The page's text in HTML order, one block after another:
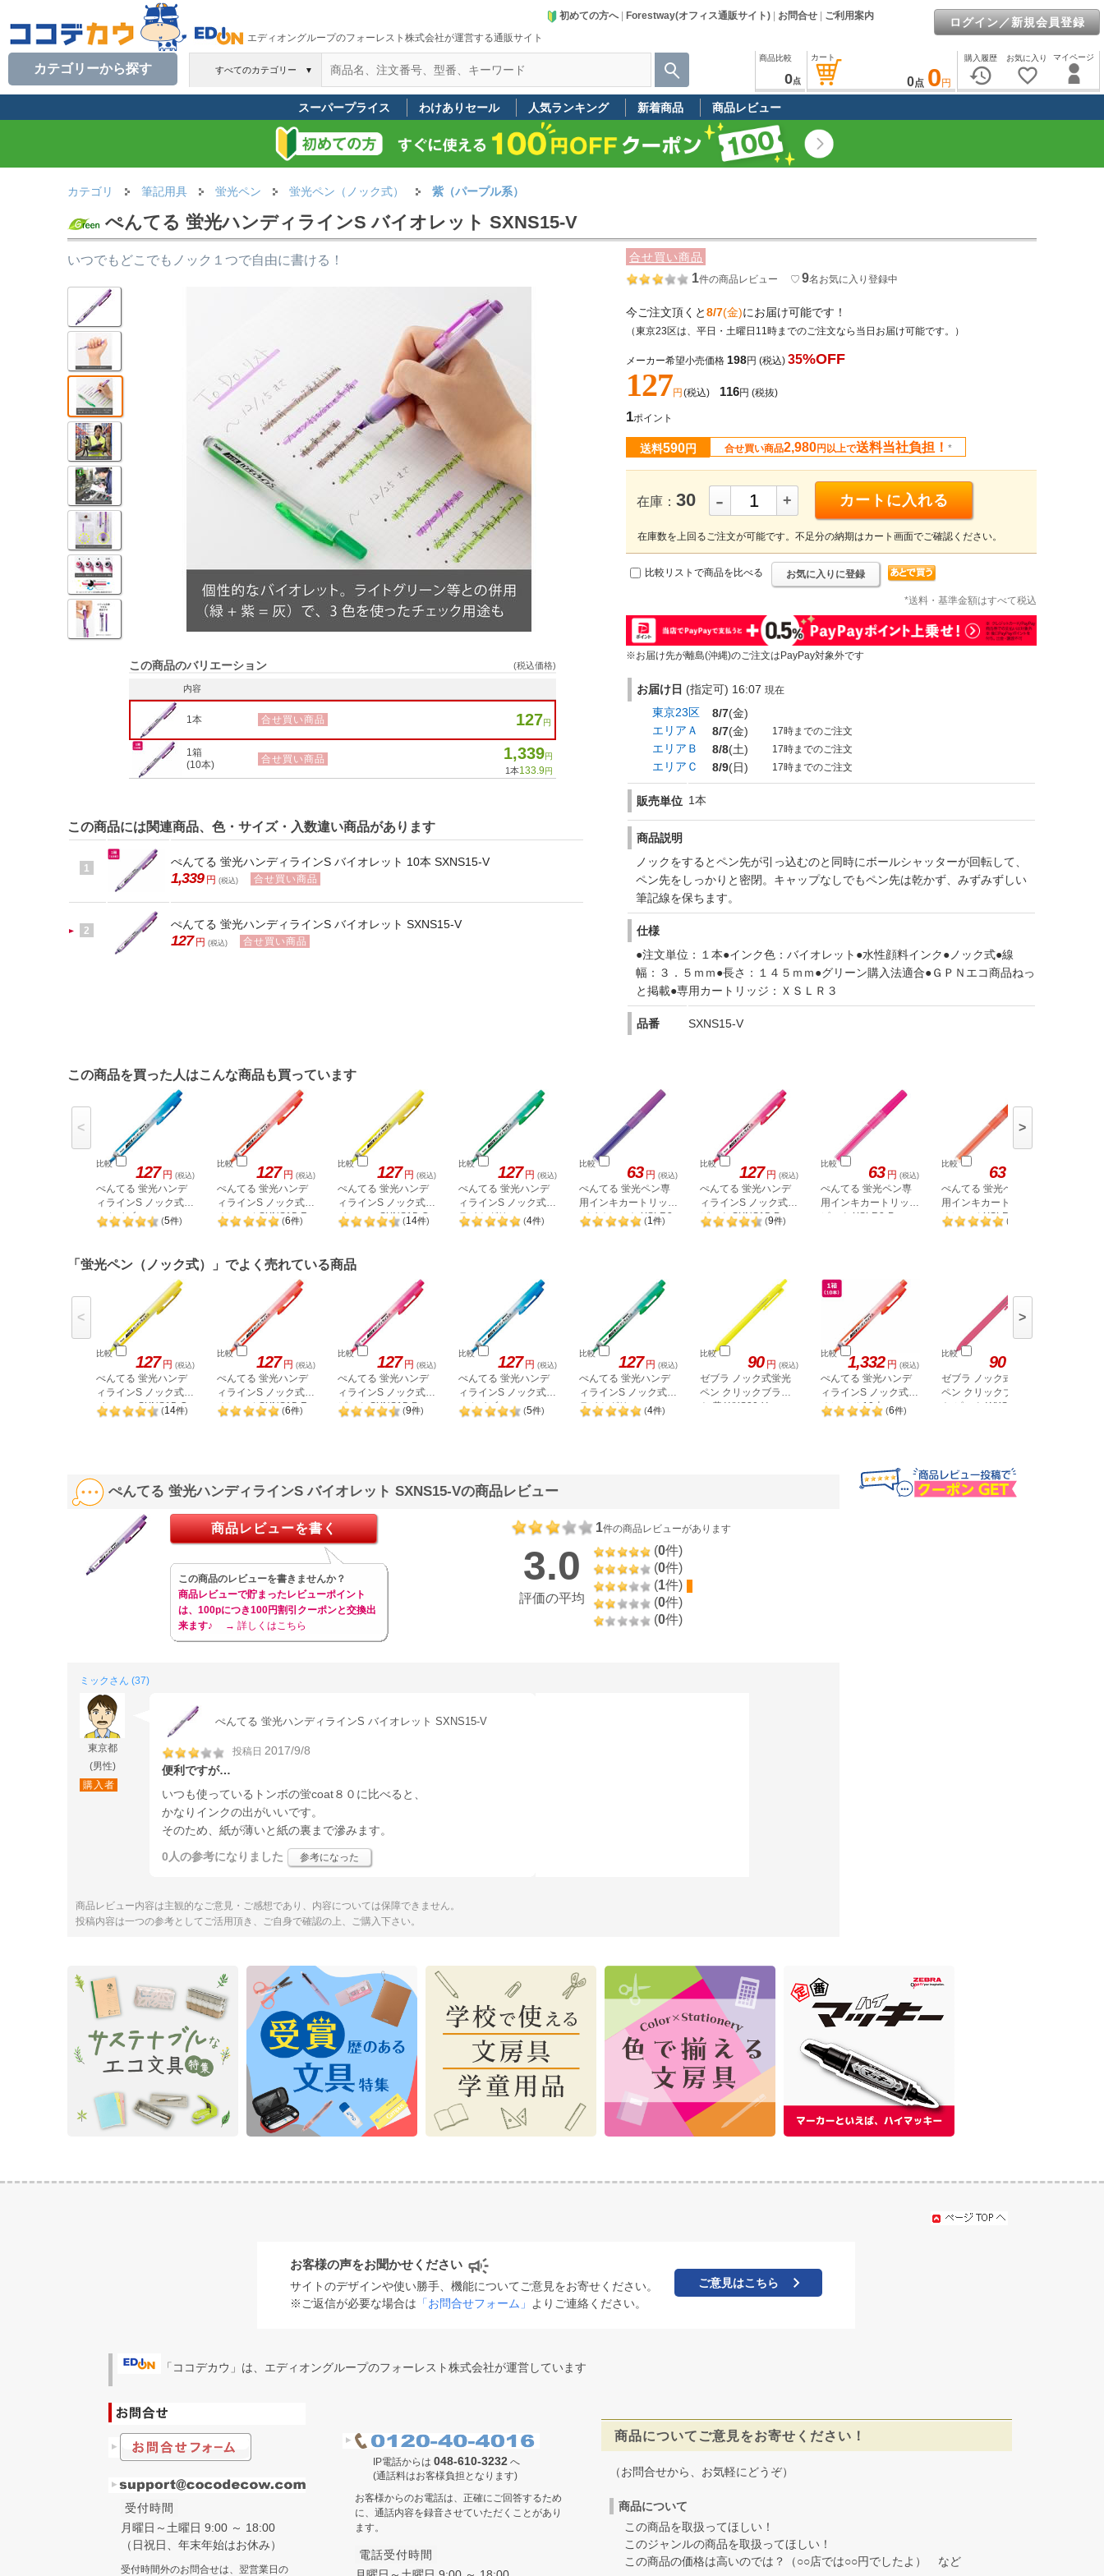
エディオングループのフォーレスト株式会社が運営する通販サイト
初めての方へ| Forestway(オフィス通販サイト) お問合せ ご利用案内 ログイン／新規会員登録
すべてのカテゴリー ▼
カテゴリーから探す
マイページ
お気に入り
favorite_border
購入履歴
history
カート
0点 0 円
商品比較
0点
スーパープライス わけありセール 人気ランキング 新着商品 商品レビュー
カテゴリ 筆記用具 蛍光ペン 蛍光ペン（ノック式） 紫（パープル系）
ぺんてる 蛍光ハンディラインS バイオレット SXNS15-V
合せ買い商品
1件の商品レビュー ♡ 9名 お気に入り登録中
今ご注文頂くと8/7(金)にお届け可能です！
（東京23区は、平日・土曜日11時までのご注文なら当日お届け可能です。）
メーカー希望小売価格 198円 (税込) 35%OFF
127円 (税込) 116円 (税抜)
1ポイント
送料590円 合せ買い商品2,980円以上で送料当社負担！ *
在庫： 30 - + カートに入れる
在庫数を上回るご注文が可能です。不足分の納期はカート画面でご確認ください。
比較リストで商品を比べる お気に入りに登録
*送料・基準金額はすべて税込
※お届け先が離島(沖縄)のご注文はPayPay対象外です
お届け日 (指定可) 16:07 現在
東京23区 8/7(金)
エリアＡ
8/7(金) 17時までのご注文
エリアＢ 8/8(土) 17時までのご注文
エリアＣ 8/9(日) 17時までのご注文
販売単位 1本
商品説明
ノックをするとペン先が引っ込むのと同時にボールシャッターが回転して、
ペン先をしっかりと密閉。キャップなしでもペン先は乾かず、みずみずしい
筆記線を保ちます。
仕様
●注文単位：１本●インク色：バイオレット●水性顔料インク●ノック式●線
幅：３．５ｍｍ●長さ：１４５ｍｍ●グリーン購入法適合●ＧＰＮエコ商品ねっ
と掲載●専用カートリッジ：ＸＳＬＲ３
品番 SXNS15-V
いつでもどこでもノック１つで自由に書ける！
この商品のバリエーション (税込価格)
内容
1本 合せ買い商品 127円
1箱
(10本)
合せ買い商品 1,339円
1本133.9円
この商品には関連商品、色・サイズ・入数違い商品があります
1 ぺんてる 蛍光ハンディラインS バイオレット 10本 SXNS15-V
1,339 円 (税込) 合せ買い商品
2 ぺんてる 蛍光ハンディラインS バイオレット SXNS15-V
127 円 (税込) 合せ買い商品
この商品を買った人はこんな商品も買っています
比較 127 円 (税込)
ぺんてる 蛍光ハンデ
ィラインS ノック式
スカイブルー
SXNS15-S
(5件)
比較 127 円 (税込)
ぺんてる 蛍光ハンデ
ィラインS ノック式
オレンジ SXNS15-F
(6件)
比較 127 円 (税込)
ぺんてる 蛍光ハンデ
ィラインS ノック式
イエロー SXNS15-G
(14件)
比較 127 円 (税込)
ぺんてる 蛍光ハンデ
ィラインS ノック式
ライトグリーン
SXNS15-K
(4件)
比較 63 円 (税込)
ぺんてる 蛍光ペン専
用インキカートリッジ
バイオレット XSLR3-
V
(1 件)
比較 127 円 (税込)
ぺんてる 蛍光ハンデ
ィラインS ノック式
ピンク SXNS15-P
(9件)
比較 63 円 (税込)
ぺんてる 蛍光ペン専
用インキカートリッジ
ピンク XSLR3-P
比較 63
ぺんてる 蛍光ペン専
用インキカートリッジ
オレンジ XSLR3-F
(
< >
「蛍光ペン（ノック式）」でよく売れている商品
比較 127 円 (税込)
ぺんてる 蛍光ハンデ
ィラインS ノック式
イエロー SXNS15-G
(14件)
比較 127 円 (税込)
ぺんてる 蛍光ハンデ
ィラインS ノック式
オレンジ SXNS15-F
(6件)
比較 127 円 (税込)
ぺんてる 蛍光ハンデ
ィラインS ノック式
ピンク SXNS15-P
(9件)
比較 127 円 (税込)
ぺんてる 蛍光ハンデ
ィラインS ノック式
スカイブルー
SXNS15-S
(5件)
比較 127 円 (税込)
ぺんてる 蛍光ハンデ
ィラインS ノック式
ライトグリーン
SXNS15-K
(4件)
比較 90 円 (税込)
ゼブラ ノック式蛍光
ペン クリックブライ
ト 黄 WKS30-Y
比較 1,332 円 (税込)
ぺんてる 蛍光ハンデ
ィラインS ノック式
オレンジ 10本
SXNS15-F
(6件)
比較 90
ゼブラ ノック式蛍光
ペン クリックブライ
ト ピンク WKS30-P
< >
ぺんてる 蛍光ハンディラインS バイオレット SXNS15-Vの商品レビュー
1件の商品レビューがあります
3.0
評価の平均
(0件)
(0件)
(1件)
(0件)
(0件)
商品レビューを書く
この商品のレビューを書きませんか？
商品レビューで貯まったレビューポイント
は、100pにつき100円割引クーポンと交換出
来ます♪
→ 詳しくはこちら
ミックさん (37)
東京都
(男性)
購入者
ぺんてる 蛍光ハンディラインS バイオレット SXNS15-V
投稿日 2017/9/8
便利ですが…
いつも使っているトンボの蛍coat８０に比べると、
かなりインクの出がいいです。
そのため、紙が薄いと紙の裏まで滲みます。
0人の参考になりました 参考になった
商品レビュー内容は主観的なご意見・ご感想であり、内容については保障できません。
投稿内容は一つの参考としてご活用頂き、ご自身で確認の上、ご購入下さい。
お客様の声をお聞かせください
サイトのデザインや使い勝手、機能についてご意見をお寄せください。
※ご返信が必要な場合は 「お問合せフォーム」 よりご連絡ください。
ご意見はこちら
「ココデカウ」は、エディオングループのフォーレスト株式会社が運営しています
受付時間
月曜日～土曜日 9:00 ～ 18:00
（日祝日、年末年始はお休み）
受付時間外のお問合せは、翌営業日の
IP電話からは 048-610-3232 へ
(通話料はお客様負担となります)
お客様からのお電話は、正確にご回答するため
に、通話内容を録音させていただくことがあり
ます。
電話受付時間
商品についてご意見をお寄せください！
（お問合せから、お気軽にどうぞ）
商品について
この商品を取扱ってほしい！
このジャンルの商品を取扱ってほしい！
この商品の価格は高いのでは？（○○店では○○円でしたよ） など